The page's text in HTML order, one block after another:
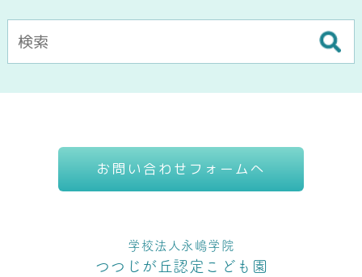
お問い合わせフォームへ
学校法人永嶋学院
つつじが丘認定こども園